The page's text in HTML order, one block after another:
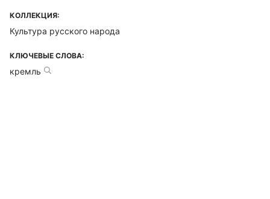
КОЛЛЕКЦИЯ:
Культура русского народа
КЛЮЧЕВЫЕ СЛОВА:
кремль